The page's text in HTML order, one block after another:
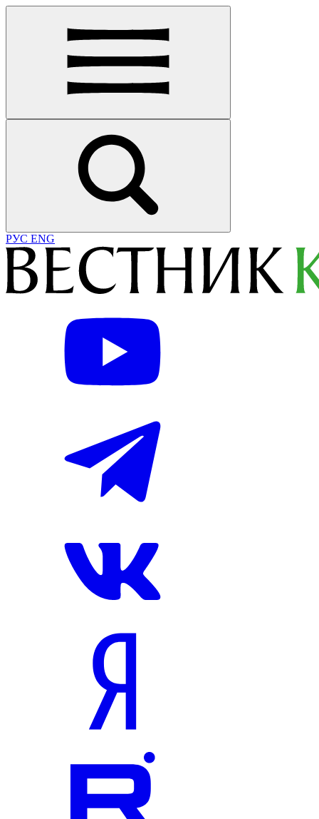
РУС ENG